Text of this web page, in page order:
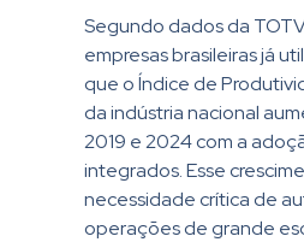
Segundo dados da
empresas brasileiras já
que o Índice de
da indústria nacional
2019 e 2024 com a
integrados. Esse
necessidade crítica de
operações de grande